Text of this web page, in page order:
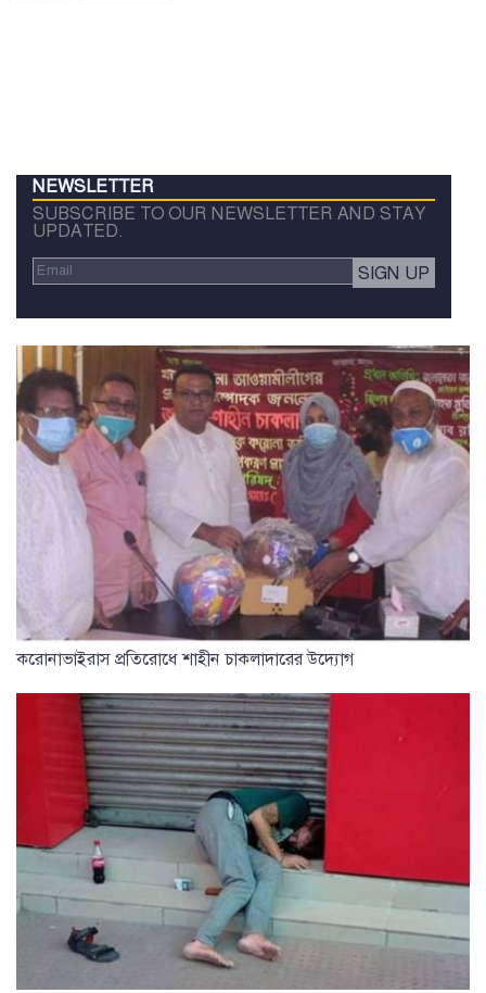
NEWSLETTER
SUBSCRIBE TO OUR NEWSLETTER AND STAY
UPDATED.
করোনাভাইরাস প্রতিরোধে শাহীন চাকলাদারের উদ্যোগ